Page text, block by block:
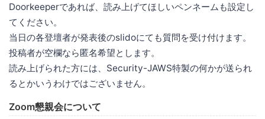
Doorkeeperであれば、読み上げてほしいペンネームも設定し
てください。
当日の各登壇者が発表後のslidoにても質問を受け付けます。
投稿者が空欄なら匿名希望とします。
読み上げられた方には、Security-JAWS特製の何かが送られ
るとかいうわけではございません。
Zoom懇親会について